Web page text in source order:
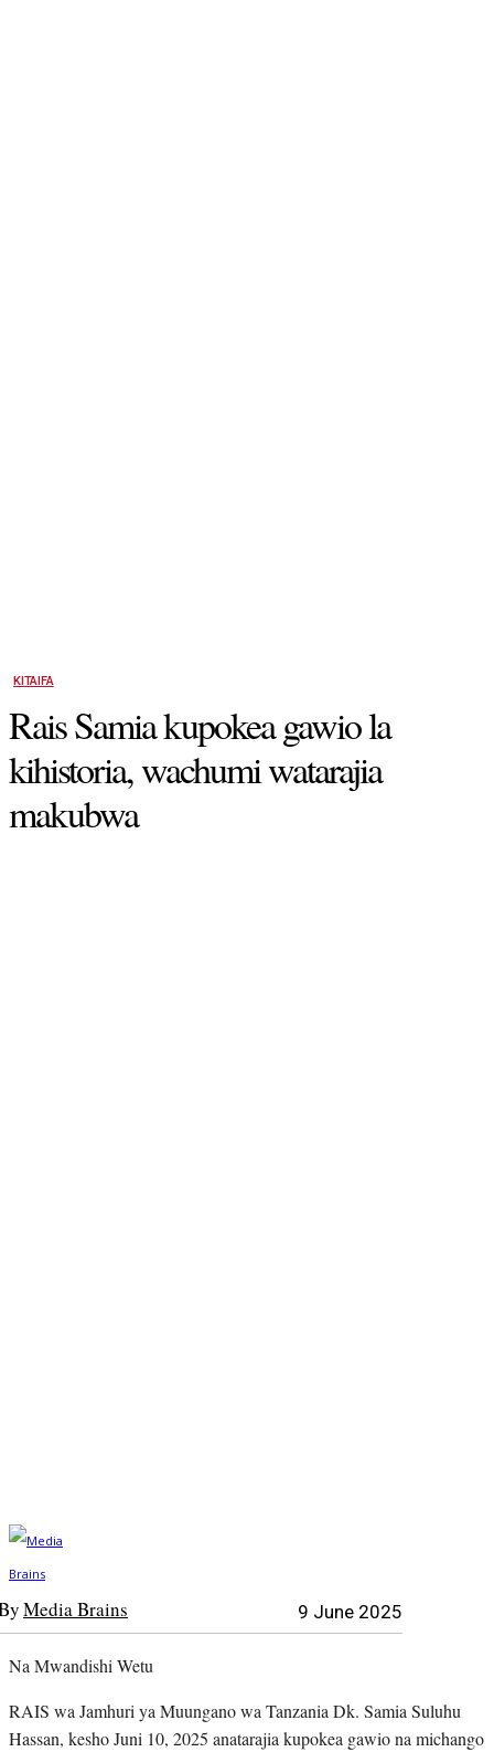
KITAIFA
Rais Samia kupokea gawio la
kihistoria, wachumi watarajia
makubwa
Media Brains 9 June 2025
Na Mwandishi Wetu
RAIS wa Jamhuri ya Muungano wa Tanzania Dk. Samia Suluhu
Hassan, kesho Juni 10, 2025 anatarajia kupokea gawio na michango